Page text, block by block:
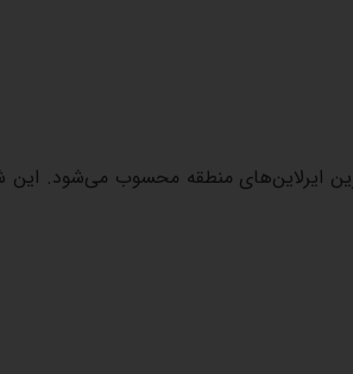
ایرلاین‌های منطقه محسوب می‌شود. این